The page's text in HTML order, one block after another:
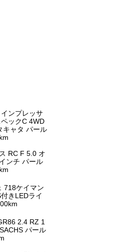
ンプレッサ
ックC 4WD
キャタ パール
RC F 5.0 オ
ンチ パール
718ケイマン
きLEDライ
2.4 RZ 1
パール